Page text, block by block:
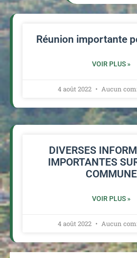
Réunion importante
VOIR PLUS »
4 août 2022 Aucun
DIVERSES
IMPORTANTES
COMMUNE
VOIR PLUS »
4 août 2022 Aucun